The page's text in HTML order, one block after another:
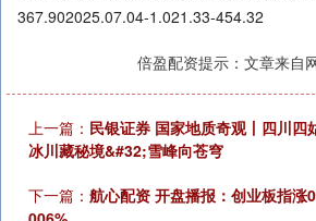
367.902025.07.04-1.021.33-454.32
倍盈配资提示：文章来自
上一篇： 民银证券 国家地质奇观丨四川四
冰川藏秘境&#32;雪峰向苍穹
下一篇： 航心配资 开盘播报：创业板指涨